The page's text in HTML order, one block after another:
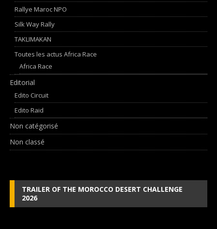
Rallye Maroc NPO
Silk Way Rally
TAKLIMAKAN
Toutes les actus Africa Race
Africa Race
Editorial
Edito Circuit
Edito Raid
Non catégorisé
Non classé
TRAILER OF THE MOROCCO DESERT CHALLENGE
2026